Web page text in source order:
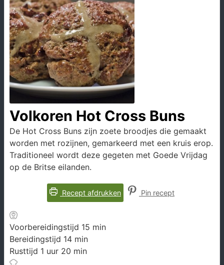
Volkoren Hot Cross Buns
De Hot Cross Buns zijn zoete broodjes die gemaakt
worden met rozijnen, gemarkeerd met een kruis erop.
Traditioneel wordt deze gegeten met Goede Vrijdag
op de Britse eilanden.
Recept afdrukken Pin recept
Voorbereidingstijd 15 minuten
min
Bereidingstijd 14minuten
min
Rusttijd 1 uur
uur 20 minuten
min